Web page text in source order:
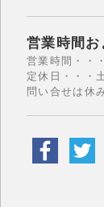
営業時間お
営業時間・・
定休日・・・
問い合せは休